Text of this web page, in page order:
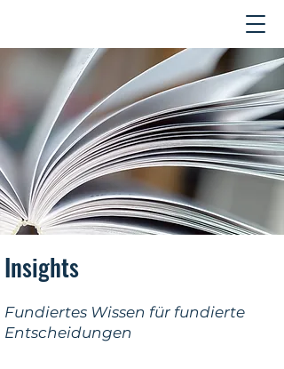
Insights
Fundiertes Wissen für fundierte
Entscheidungen